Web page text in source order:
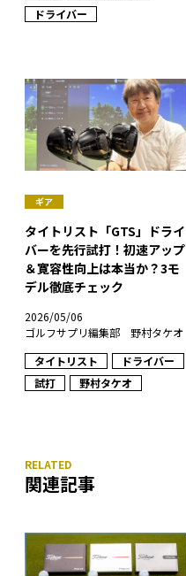
ドライバー
ギア
タイトリスト「GTS」ドライ
バーを先行試打！初速アップ
＆寛容性向上は本当か？3モ
デル徹底チェック
2026/05/06
ゴルフサプリ編集部 野村タケオ
タイトリスト
ドライバー
試打
野村タケオ
関連記事